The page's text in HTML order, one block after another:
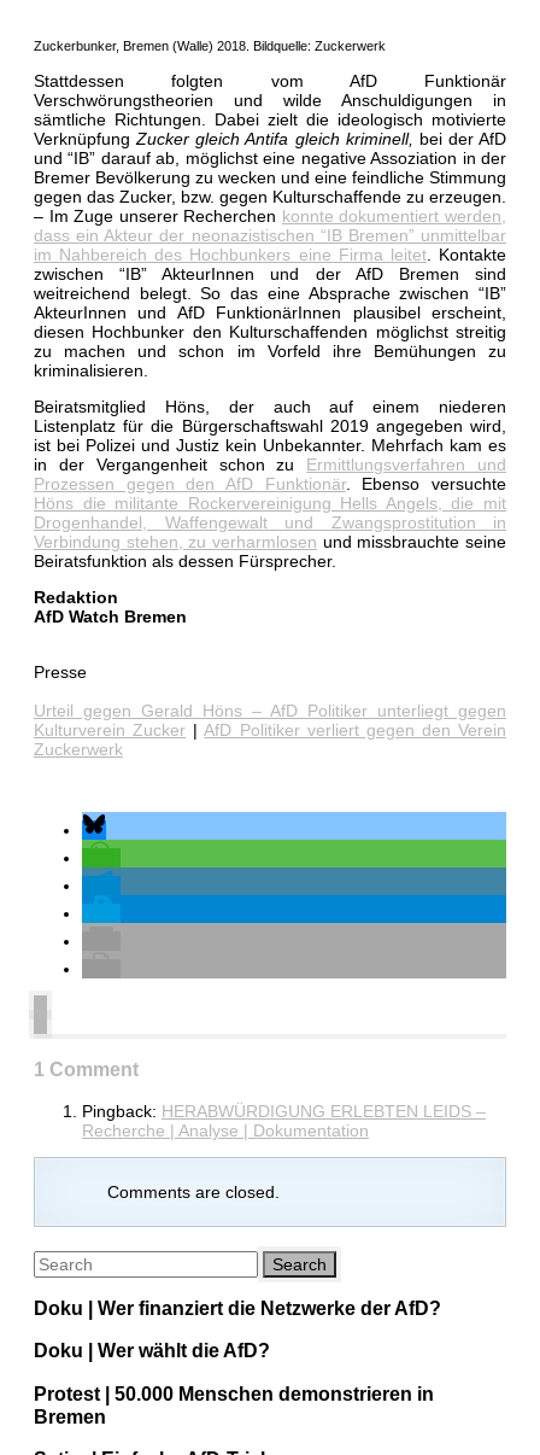
Zuckerbunker, Bremen (Walle) 2018. Bildquelle: Zuckerwerk
Stattdessen folgten vom AfD Funktionär
Verschwörungstheorien und wilde Anschuldigungen in
sämtliche Richtungen. Dabei zielt die ideologisch motivierte
VerknüpfungZucker gleich Antifa gleich kriminell, bei der AfD
und “IB” darauf ab, möglichst eine negative Assoziation in der
Bremer Bevölkerung zu wecken und eine feindliche Stimmung
gegen das Zucker, bzw. gegen Kulturschaffende zu erzeugen.
– Im Zuge unserer Recherchen konnte dokumentiert werden,
dass ein Akteur der neonazistischen “IB Bremen” unmittelbar
im Nahbereich des Hochbunkers eine Firma leitet. Kontakte
zwischen “IB” AkteurInnen und der AfD Bremen sind
weitreichend belegt. So das eine Absprache zwischen “IB”
AkteurInnen und AfD FunktionärInnen plausibel erscheint,
diesen Hochbunker den Kulturschaffenden möglichst streitig
zu machen und schon im Vorfeld ihre Bemühungen zu
kriminalisieren.
Beiratsmitglied Höns, der auch auf einem niederen
Listenplatz für die Bürgerschaftswahl 2019 angegeben wird,
ist bei Polizei und Justiz kein Unbekannter. Mehrfach kam es
in der Vergangenheit schon zu Ermittlungsverfahren und
Prozessen gegen den AfD Funktionär. Ebenso versuchte
Höns die militante Rockervereinigung Hells Angels, die mit
Drogenhandel, Waffengewalt und Zwangsprostitution in
Verbindung stehen, zu verharmlosen und missbrauchte seine
Beiratsfunktion als dessen Fürsprecher.
Redaktion
AfD Watch Bremen
Presse
Urteil gegen Gerald Höns – AfD Politiker unterliegt gegen
Kulturverein Zucker |AfD Politiker verliert gegen den Verein
Zuckerwerk
1 Comment
Pingback: HERABWÜRDIGUNG ERLEBTEN LEIDS –
Recherche | Analyse | Dokumentation
Comments are closed.
Doku | Wer finanziert die Netzwerke der AfD?
Doku | Wer wählt die AfD?
Protest | 50.000 Menschen demonstrieren in
Bremen